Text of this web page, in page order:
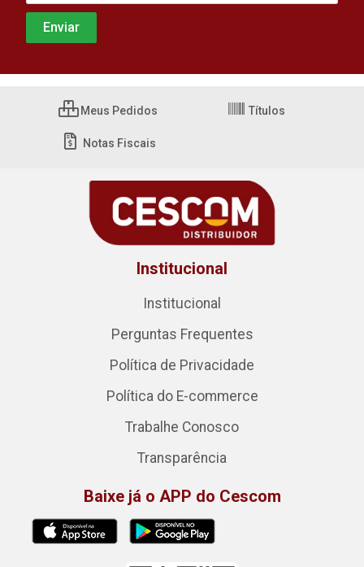
Meus Pedidos Títulos
Notas Fiscais
Institucional
Institucional
Perguntas Frequentes
Política de Privacidade
Política do E-commerce
Trabalhe Conosco
Transparência
Baixe já o APP do Cescom